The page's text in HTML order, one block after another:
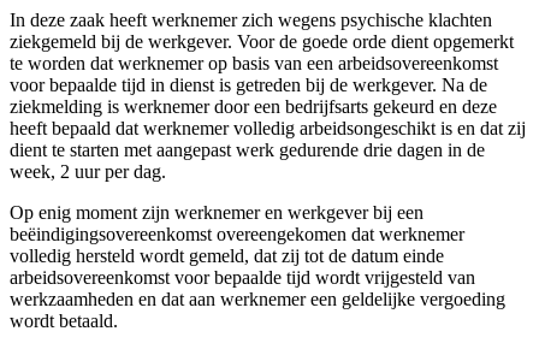
In deze zaak heeft werknemer zich wegens psychische klachten
ziekgemeld bij de werkgever. Voor de goede orde dient opgemerkt
te worden dat werknemer op basis van een arbeidsovereenkomst
voor bepaalde tijd in dienst is getreden bij de werkgever. Na de
ziekmelding is werknemer door een bedrijfsarts gekeurd en deze
heeft bepaald dat werknemer volledig arbeidsongeschikt is en dat zij
dient te starten met aangepast werk gedurende drie dagen in de
week, 2 uur per dag.
Op enig moment zijn werknemer en werkgever bij een
beëindigingsovereenkomst overeengekomen dat werknemer
volledig hersteld wordt gemeld, dat zij tot de datum einde
arbeidsovereenkomst voor bepaalde tijd wordt vrijgesteld van
werkzaamheden en dat aan werknemer een geldelijke vergoeding
wordt betaald.